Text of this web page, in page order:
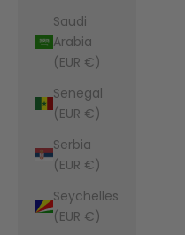
Saudi
Arabia
(EUR €)
Senegal
(EUR €)
Serbia
(EUR €)
Seychelles
(EUR €)